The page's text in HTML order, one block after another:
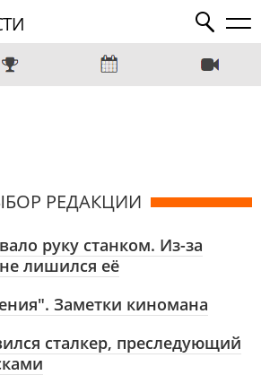
РЕДАКЦИИ
руку станком. Из-за
лишился её
Заметки киномана
сталкер, преследующий